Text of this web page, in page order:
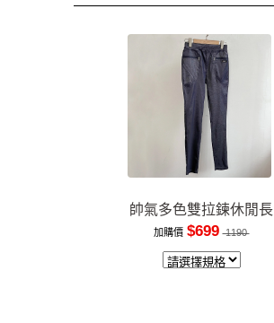
帥氣多色雙拉鍊休閒長
褲
加購價 $699 1190